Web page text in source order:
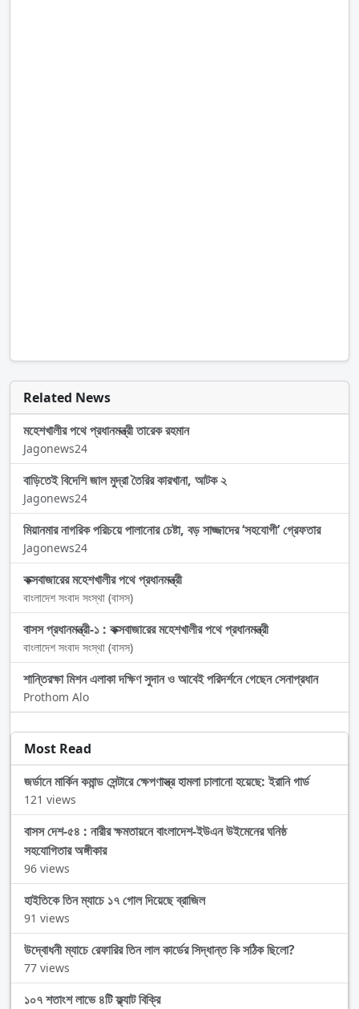
Related News
মহেশখালীর পথে প্রধানমন্ত্রী তারেক রহমান
Jagonews24
বাড়িতেই বিদেশি জাল মুদ্রা তৈরির কারখানা, আটক ২
Jagonews24
মিয়ানমার নাগরিক পরিচয়ে পালানোর চেষ্টা, বড় সাজ্জাদের ‘সহযোগী’ গ্রেফতার
Jagonews24
কক্সবাজারের মহেশখালীর পথে প্রধানমন্ত্রী
বাংলাদেশ সংবাদ সংস্থা (বাসস)
বাসস প্রধানমন্ত্রী-১ : কক্সবাজারের মহেশখালীর পথে প্রধানমন্ত্রী
বাংলাদেশ সংবাদ সংস্থা (বাসস)
শান্তিরক্ষা মিশন এলাকা দক্ষিণ সুদান ও আবেই পরিদর্শনে গেছেন সেনাপ্রধান
Prothom Alo
Most Read
জর্ডানে মার্কিন কমান্ড সেন্টারে ক্ষেপণাস্ত্র হামলা চালানো হয়েছে: ইরানি গার্ড
121 views
বাসস দেশ-৫৪ : নারীর ক্ষমতায়নে বাংলাদেশ-ইউএন উইমেনের ঘনিষ্ঠ
সহযোগিতার অঙ্গীকার
96 views
হাইতিকে তিন ম্যাচে ১৭ গোল দিয়েছে ব্রাজিল
91 views
উদ্বোধনী ম্যাচে রেফারির তিন লাল কার্ডের সিদ্ধান্ত কি সঠিক ছিলো?
77 views
১০৭ শতাংশ লাভে ৪টি ফ্ল্যাট বিক্রি